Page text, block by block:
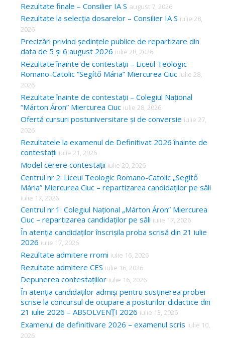
Rezultate finale – Consilier IA S august 7, 2026
Rezultate la selecția dosarelor – Consilier IA S iulie 28,
2026
Precizări privind ședințele publice de repartizare din
data de 5 și 6 august 2026 iulie 28, 2026
Rezultate înainte de contestații – Liceul Teologic
Romano-Catolic “Segítő Mária” Miercurea Ciuc iulie 28,
2026
Rezultate înainte de contestații – Colegiul Național
“Márton Áron” Miercurea Ciuc iulie 28, 2026
Ofertă cursuri postuniversitare și de conversie iulie 27,
2026
Rezultatele la examenul de Definitivat 2026 înainte de
contestații iulie 21, 2026
Model cerere contestații iulie 20, 2026
Centrul nr.2: Liceul Teologic Romano-Catolic „Segítő
Mária” Miercurea Ciuc – repartizarea candidaților pe săli
iulie 17, 2026
Centrul nr.1: Colegiul Național „Márton Áron” Miercurea
Ciuc – repartizarea candidaților pe săli iulie 17, 2026
În atenția candidaților înscrișila proba scrisă din 21 iulie
2026 iulie 17, 2026
Rezultate admitere rromi iulie 16, 2026
Rezultate admitere CES iulie 16, 2026
Depunerea contestațiilor iulie 16, 2026
În atenția candidaților admiși pentru susținerea probei
scrise la concursul de ocupare a posturilor didactice din
21 iulie 2026 – ABSOLVENȚI 2026 iulie 13, 2026
Examenul de definitivare 2026 – examenul scris iulie 10,
2026